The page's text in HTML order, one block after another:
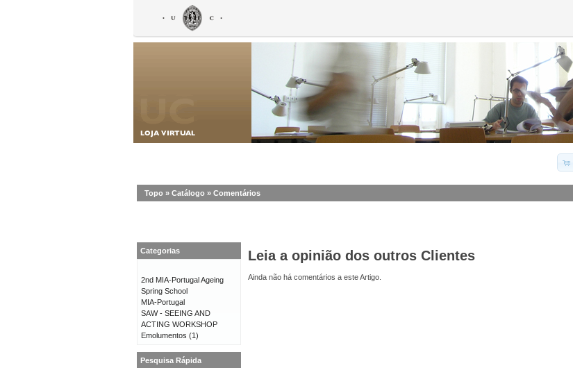
Topo » Catálogo » Comentários
Leia a opinião dos outros Clientes
Ainda não há comentários a este Artigo.
Categorias
2nd MIA-Portugal Ageing
Spring School
MIA-Portugal
SAW - SEEING AND
ACTING WORKSHOP
Emolumentos (1)
Pesquisa Rápida